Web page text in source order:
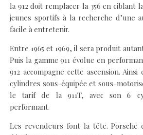
la 912 doit remplacer la 356 en ciblant
jeunes sportifs à la recherche d’une
facile à entretenir.
Entre 1965 et 1969, il sera produit
Puis la gamme 911 évolue en
912 accompagne cette ascension.
cylindres sous-équipée et sous-
le tarif de la 911T, avec son 6
performant.
Les revendeurs font la tête. Porsche